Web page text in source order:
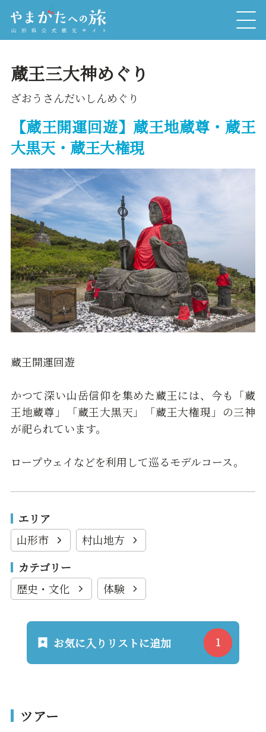
蔵王三大神めぐり
ざおうさんだいしんめぐり
【蔵王開運回遊】蔵王地蔵尊・蔵王
大黒天・蔵王大権現
蔵王開運回遊
かつて深い山岳信仰を集めた蔵王には、今も「蔵
王地蔵尊」「蔵王大黒天」「蔵王大権現」の三神
が祀られています。
ロープウェイなどを利用して巡るモデルコース。
エリア
山形市
村山地方
カテゴリー
歴史・文化
体験
お気に入りリストに追加
ツアー